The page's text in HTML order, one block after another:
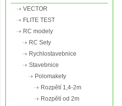
VECTOR
FLITE TEST
RC modely
RC Sety
Rychlostavebnice
Stavebnice
Polomakety
Rozpětí 1,4-2m
Rozpětí od 2m